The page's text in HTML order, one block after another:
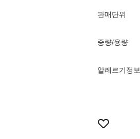
판매단위
중량/용량
알레르기정보